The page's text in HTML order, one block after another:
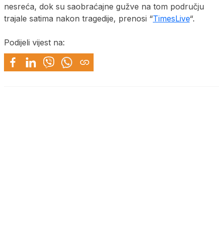
nesreća, dok su saobraćajne gužve na tom području
trajale satima nakon tragedije, prenosi “TimesLive“.
Podijeli vijest na: